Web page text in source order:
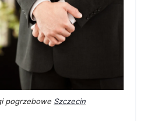
pogrzebowe Szczecin